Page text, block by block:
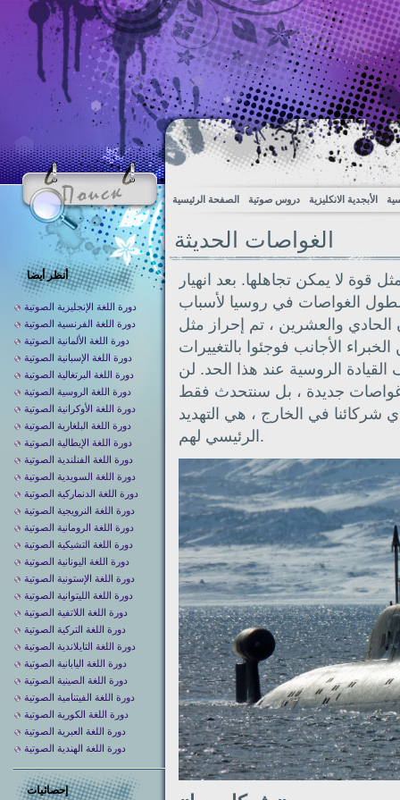
الصفحة الرئيسية دروس صوتية الأبجدية الانكليزية
الغواصات الحديثة
قوة لا يمكن تجاهلها. بعد انهيار
الغواصات في روسيا لأسباب
والعشرين ، تم إحراز مثل
الأجانب فوجئوا بالتغييرات
الروسية عند هذا الحد. لن
جديدة ، بل سنتحدث فقط
في الخارج ، هي التهديد
الرئيسي لهم.
أنظر أيضا
دورة اللغة الإنجليزية الصوتية
دورة اللغة الفرنسية الصوتية
دورة اللغة الألمانية الصوتية
دورة اللغة الإسبانية الصوتية
دورة اللغة البرتغالية الصوتية
دورة اللغة الروسية الصوتية
دورة اللغة الأوكرانية الصوتية
دورة اللغة البلغارية الصوتية
دورة اللغة الإيطالية الصوتية
دورة اللغة الفنلندية الصوتية
دورة اللغة السويدية الصوتية
دورة اللغة الدنماركية الصوتية
دورة اللغة النرويجية الصوتية
دورة اللغة الرومانية الصوتية
دورة اللغة التشيكية الصوتية
دورة اللغة اليونانية الصوتية
دورة اللغة الإستونية الصوتية
دورة اللغة الليتوانية الصوتية
دورة اللغة اللاتفية الصوتية
دورة اللغة التركية الصوتية
دورة اللغة التايلاندية الصوتية
دورة اللغة اليابانية الصوتية
دورة اللغة الصينية الصوتية
دورة اللغة الفيتنامية الصوتية
دورة اللغة الكورية الصوتية
دورة اللغة العبرية الصوتية
دورة اللغة الهندية الصوتية
إحصائيات